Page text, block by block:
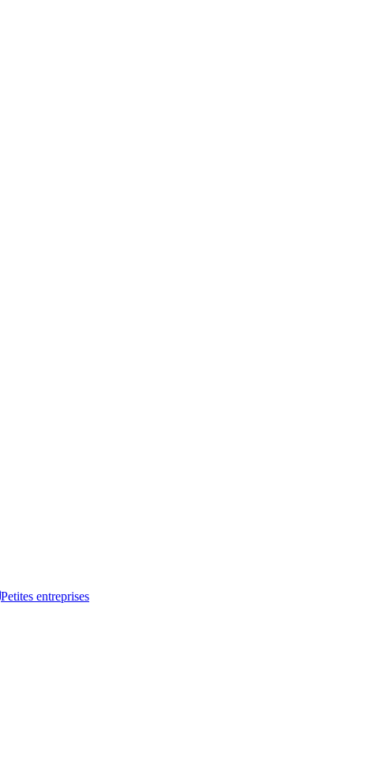
Petites entreprises